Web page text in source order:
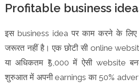
Profitable business
इस business idea पर काम करने के लिए
जरूरत नहीं है। एक छोटी सी online
या अधिकतम ₹5,000 में ऐसी website
शुरुआत में अपनी earnings का 50%